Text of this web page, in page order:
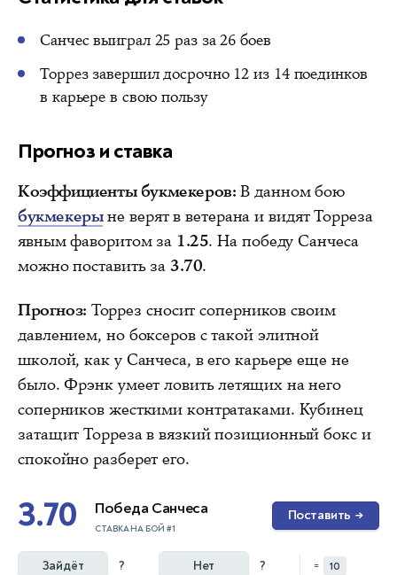
Санчес выиграл 25 раз за 26 боев
Торрез завершил досрочно 12 из 14 поединков
в карьере в свою пользу
Прогноз и ставка
Коэффициенты букмекеров: В данном бою
букмекерыне верят в ветерана и видят Торреза
явным фаворитом за 1.25. На победу Санчеса
можно поставить за 3.70.
Прогноз: Торрез сносит соперников своим
давлением, но боксеров с такой элитной
школой, как у Санчеса, в его карьере еще не
было. Фрэнк умеет ловить летящих на него
соперников жесткими контратаками. Кубинец
затащит Торреза в вязкий позиционный бокс и
спокойно разберет его.
3.70 Победа Санчеса
СТАВКА НА БОЙ #1
Поставить →
Зайдёт ? Нет ? = 10